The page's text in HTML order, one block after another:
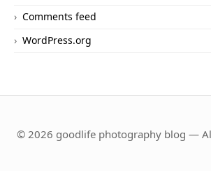
Comments feed
WordPress.org
© 2026 goodlife photography blog —